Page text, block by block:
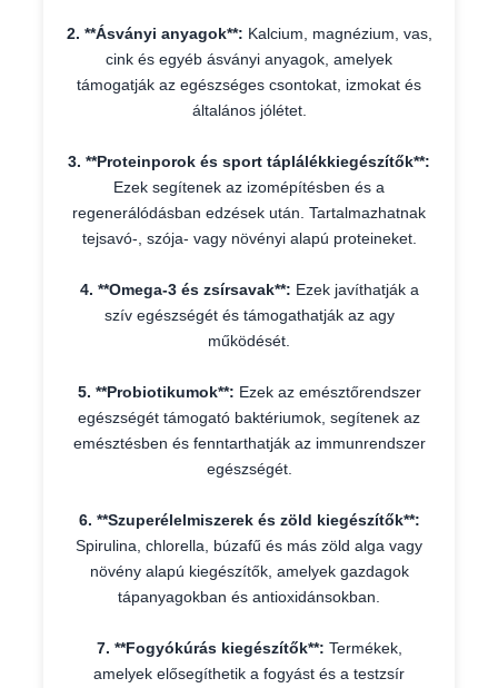
2. **Ásványi anyagok**: Kalcium, magnézium, vas,
cink és egyéb ásványi anyagok, amelyek
támogatják az egészséges csontokat, izmokat és
általános jólétet.
3. **Proteinporok és sport táplálékkiegészítők**:
Ezek segítenek az izomépítésben és a
regenerálódásban edzések után. Tartalmazhatnak
tejsavó-, szója- vagy növényi alapú proteineket.
4. **Omega-3 és zsírsavak**: Ezek javíthatják a
szív egészségét és támogathatják az agy
működését.
5. **Probiotikumok**: Ezek az emésztőrendszer
egészségét támogató baktériumok, segítenek az
emésztésben és fenntarthatják az immunrendszer
egészségét.
6. **Szuperélelmiszerek és zöld kiegészítők**:
Spirulina, chlorella, búzafű és más zöld alga vagy
növény alapú kiegészítők, amelyek gazdagok
tápanyagokban és antioxidánsokban.
7. **Fogyókúrás kiegészítők**: Termékek,
amelyek elősegíthetik a fogyást és a testzsír